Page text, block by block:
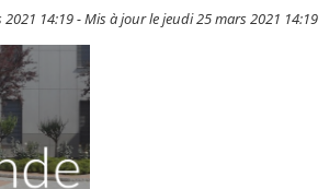
14:19 - Mis à jour le jeudi 25 mars 2021 14:19